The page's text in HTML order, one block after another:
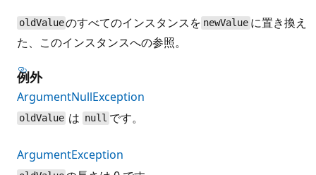
oldValueのすべてのインスタンスを newValue に置き換え
た、このインスタンスへの参照。
例外
ArgumentNullException
oldValue は null です。
ArgumentException